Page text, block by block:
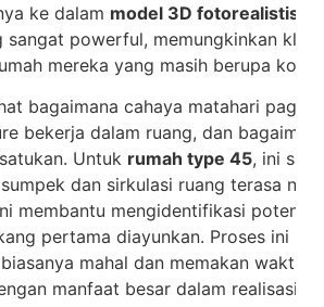
ke dalam model 3D fotorealistis
sangat powerful, memungkinkan
mereka yang masih berupa
bagaimana cahaya matahari pagi
bekerja dalam ruang, dan
Untuk rumah type 45, ini
dan sirkulasi ruang terasa
membantu mengidentifikasi potensi
pertama diayunkan. Proses ini
mahal dan memakan waktu,
manfaat besar dalam realisasi